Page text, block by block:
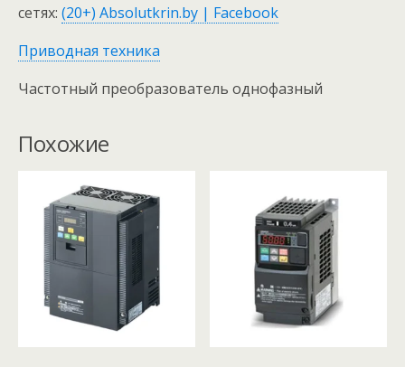
сетях: (20+) Absolutkrin.by | Facebook
Приводная техника
Частотный преобразователь однофазный
Похожие